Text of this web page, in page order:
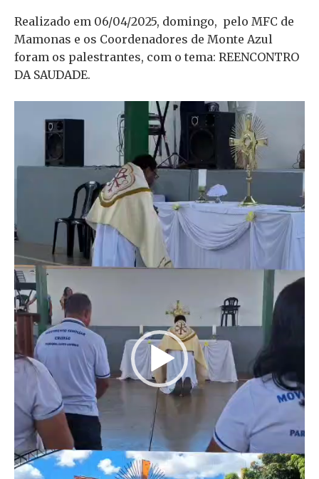
Realizado em 06/04/2025, domingo, pelo MFC de
Mamonas e os Coordenadores de Monte Azul
foram os palestrantes, com o tema: REENCONTRO
DA SAUDADE.